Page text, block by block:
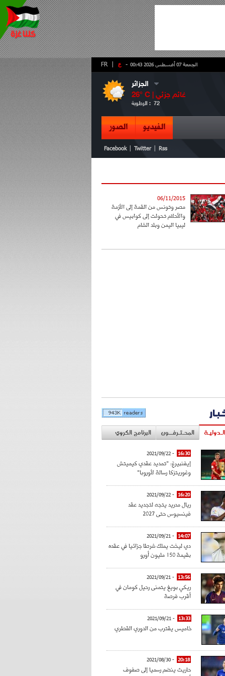
- ع FR الجمعة 07 أغسطس 2026 00:43
الجزائر
26° C | غائم جزئي
الرطوبة : 72
الفيديو الصور
Facebook Twitter Rss
06/11/2015
مصر وتونس من القمة إلى الأزمة
والأحلام تحولت إلى كوابيس في
ليبيا اليمن وبلد الشام
المحـتـرفــون البرنامج الكروي
16:30
- 2021/09/22
إيفنبيرغ: "تمديد عقدي كيميتش
وغوريتزكا رسالة لأوروبا"
16:20
- 2021/09/22
ريال مدريد يتجه لتجديد عقد
فينسيوس حتى 2027
14:07
- 2021/09/21
دي ليخت يملك شرطا جزائيا في عقده
بقيمة 150 مليون أورو
13:56
- 2021/09/21
ريكي بويغ يتمنى رحيل كومان في
أقرب فرصة
13:33
- 2021/09/21
خاميس يقترب من الدوري القطري
20:18
- 2021/08/30
حاريث ينضم رسميا إلى صفوف